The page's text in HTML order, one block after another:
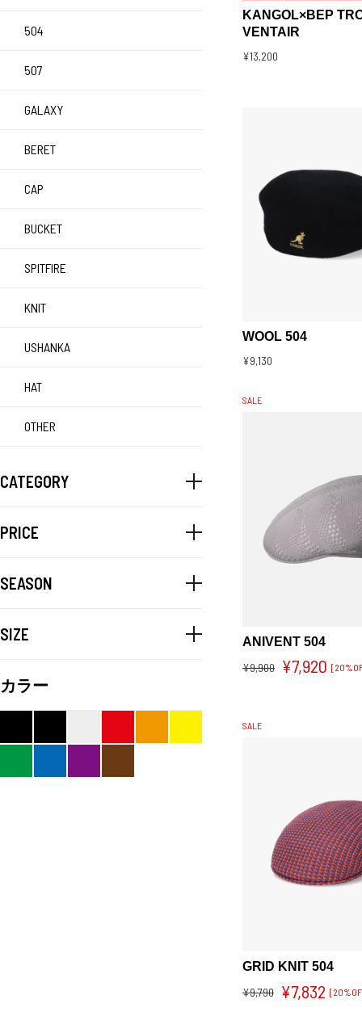
504
507
GALAXY
BERET
CAP
BUCKET
SPITFIRE
KNIT
USHANKA
HAT
OTHER
CATEGORY
PRICE
SEASON
SIZE
カラー
KANGOL×BEP
VENTAIR
¥13,200
WOOL 504
¥9,130
SALE
ANIVENT 504
¥9,900 ¥7,920
SALE
GRID KNIT 504
¥9,790 ¥7,832